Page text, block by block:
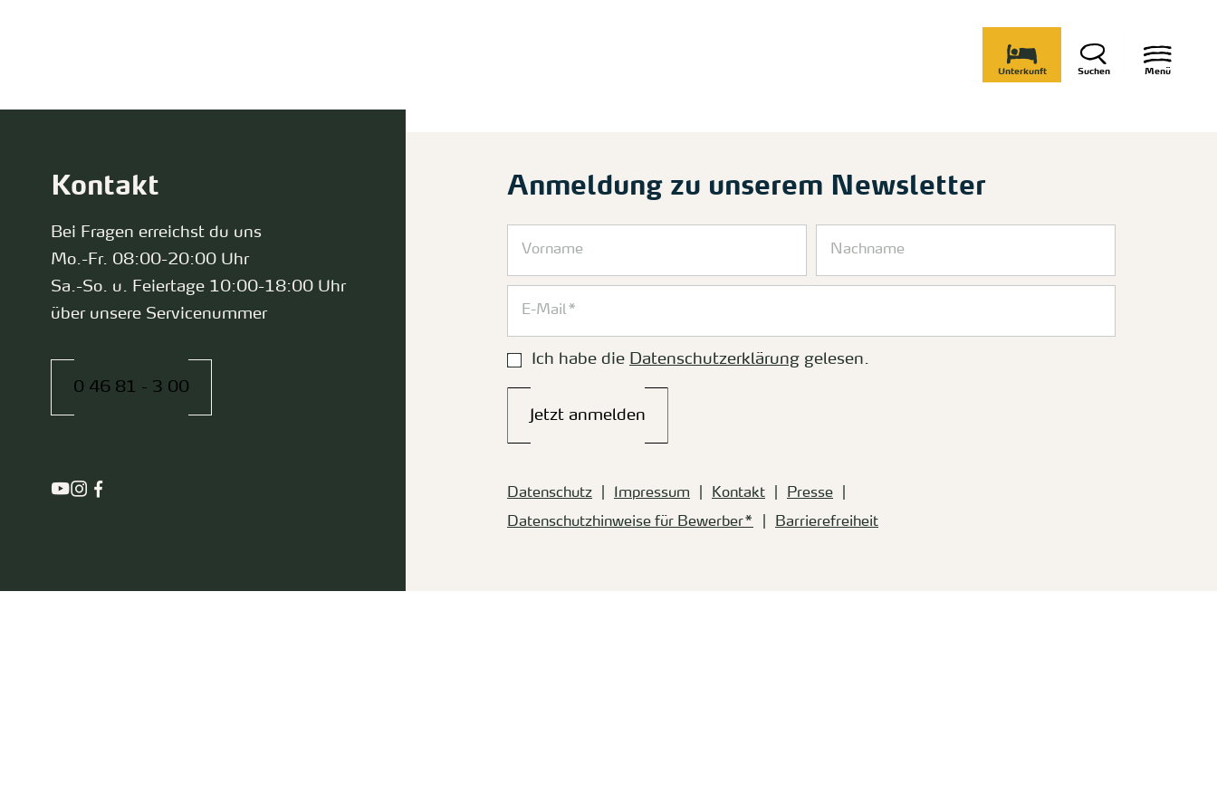
Menü
Suchen
Unterkunft
Anmeldung zu unserem Newsletter
Ich habe die Datenschutzerklärung gelesen.
Jetzt anmelden
Datenschutz Impressum Kontakt
Presse
Datenschutzhinweise für Bewerber*
Barrierefreiheit
Kontakt
Bei Fragen erreichst du uns
Mo.-Fr. 08:00-20:00 Uhr
Sa.-So. u. Feiertage 10:00-18:00 Uhr
über unsere Servicenummer
0 46 81 - 3 00